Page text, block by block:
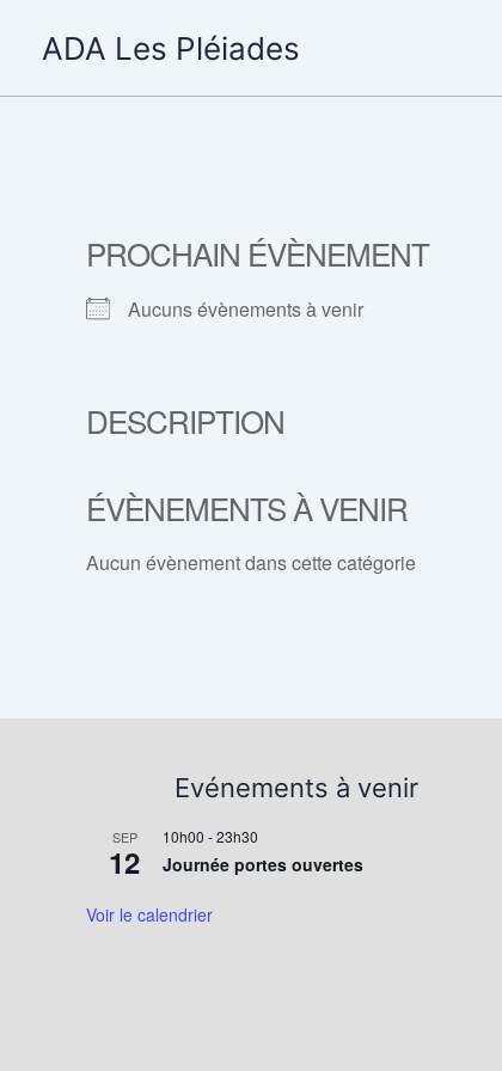
ADA Les Pléiades
PROCHAIN ÉVÈNEMENT
Aucuns évènements à venir
DESCRIPTION
ÉVÈNEMENTS À VENIR
Aucun évènement dans cette catégorie
Evénements à venir
SEP
12
10h00 -23h30
Journée portes ouvertes
Voir le calendrier